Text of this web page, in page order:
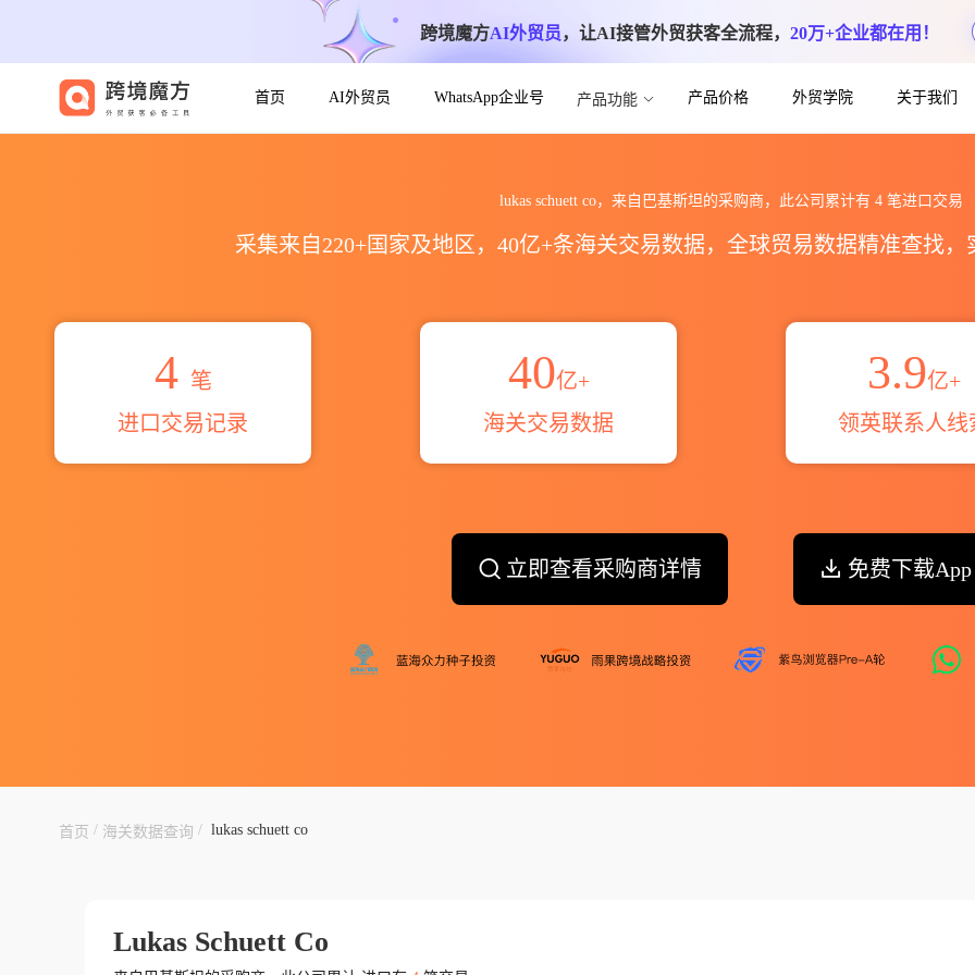
跨境魔方AI外贸员，让AI接管外贸获客全流程， 20万+企业都在用！
首页 AI外贸员 WhatsApp企业号 产品功能 产品价格 外贸学院 关于我们
lukas schuett co，来自巴基斯坦的采购商，此公司累计有 4 笔进口交易
采集来自220+国家及地区，40亿+条海关交易数据，全球贸易数据精准查找
4 笔
进口交易记录
40亿+
海关交易数据
3.9亿+
领英联系人线
立即查看采购商详情 免费下载App
首页 / 海关数据查询 / lukas schuett co
Lukas Schuett Co